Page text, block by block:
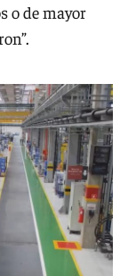
o de mayor